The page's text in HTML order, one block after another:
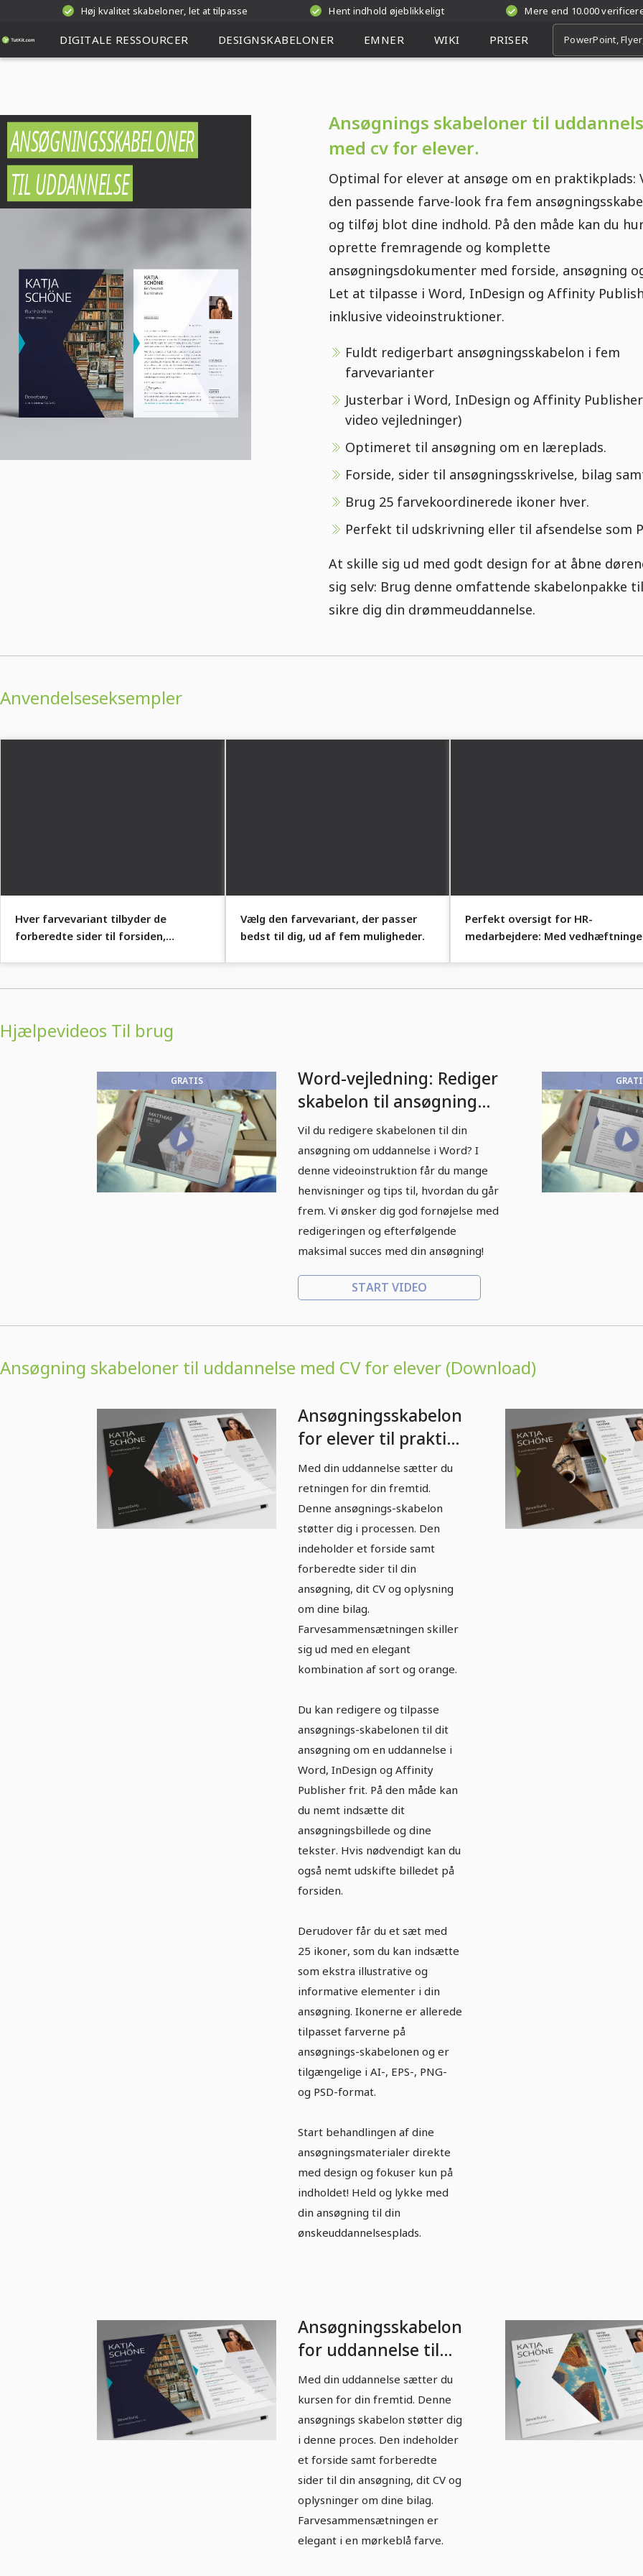
Høj kvalitet skabeloner, let at tilpasse Hent indhold øjeblikkeligt Mere end 10.000
DIGITALE RESSOURCER DESIGNSKABELONER EMNER WIKI PRISER
ANSØGNINGSSKABELONER
TIL UDDANNELSE
Ansøgnings skabeloner til
med cv for elever.
Optimal for elever at ansøge om en praktikplads:
den passende farve-look fra fem
og tilføj blot dine indhold. På den måde kan du
oprette fremragende og komplette
ansøgningsdokumenter med forside, ansøgning
Let at tilpasse i Word, InDesign og Affinity
inklusive videoinstruktioner.
Fuldt redigerbart ansøgningsskabelon i fem
farvevarianter
Justerbar i Word, InDesign og Affinity
video vejledninger)
Optimeret til ansøgning om en læreplads.
Forside, sider til ansøgningsskrivelse, bilag
Brug 25 farvekoordinerede ikoner hver.
Perfekt til udskrivning eller til afsendelse som
At skille sig ud med godt design for at åbne
sig selv: Brug denne omfattende skabelonpakke
sikre dig din drømmeuddannelse.
Anvendelseseksempler
Hver farvevariant tilbyder de
forberedte sider til forsiden,
Vælg den farvevariant, der passer
bedst til dig, ud af fem muligheder.
Perfekt oversigt for HR-
medarbejdere: Med
Hjælpevideos Til brug
GRATIS
Word-vejledning: Rediger
skabelon til ansøgning
om en uddannelse
Vil du redigere skabelonen til din
ansøgning om uddannelse i Word? I
denne videoinstruktion får du mange
henvisninger og tips til, hvordan du går
frem. Vi ønsker dig god fornøjelse med
redigeringen og efterfølgende
maksimal succes med din ansøgning!
START VIDEO
Ansøgning skabeloner til uddannelse med CV for elever (Download)
Ansøgningsskabelon
for elever til praktik
i sort og orange.
Med din uddannelse sætter du
retningen for din fremtid.
Denne ansøgnings-skabelon
støtter dig i processen. Den
indeholder et forside samt
forberedte sider til din
ansøgning, dit CV og oplysning
om dine bilag.
Farvesammensætningen skiller
sig ud med en elegant
kombination af sort og orange.
Du kan redigere og tilpasse
ansøgnings-skabelonen til dit
ansøgning om en uddannelse i
Word, InDesign og Affinity
Publisher frit. På den måde kan
du nemt indsætte dit
ansøgningsbillede og dine
tekster. Hvis nødvendigt kan du
også nemt udskifte billedet på
forsiden.
Derudover får du et sæt med
25 ikoner, som du kan indsætte
som ekstra illustrative og
informative elementer i din
ansøgning. Ikonerne er allerede
tilpasset farverne på
ansøgnings-skabelonen og er
tilgængelige i AI-, EPS-, PNG-
og PSD-format.
Start behandlingen af dine
ansøgningsmaterialer direkte
med design og fokuser kun på
indholdet! Held og lykke med
din ansøgning til din
ønskeuddannelsesplads.
Ansøgningsskabelon
for uddannelse til
elever i mørkeblå
Med din uddannelse sætter du
kursen for din fremtid. Denne
ansøgnings skabelon støtter dig
i denne proces. Den indeholder
et forside samt forberedte
sider til din ansøgning, dit CV og
oplysninger om dine bilag.
Farvesammensætningen er
elegant i en mørkeblå farve.